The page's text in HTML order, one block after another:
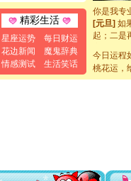
精彩生活
星座运势
每日财运
花边新闻
魔鬼辞典
情感测试
生活笑话
你是我专
[元旦]如
起；二是
离。水晶
[元旦]当
泣，这痛
卖了。水
你太多，
今日运程
桃花运，